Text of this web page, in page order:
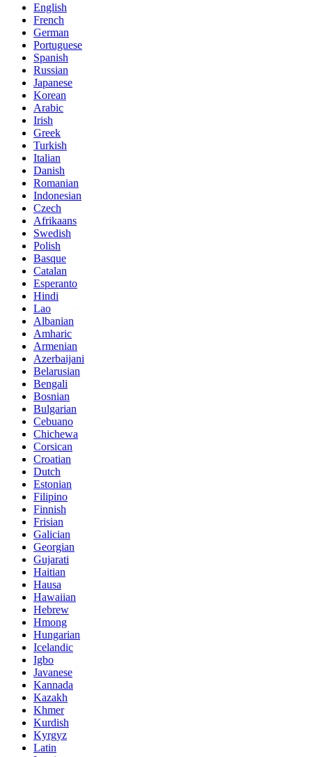
English
French
German
Portuguese
Spanish
Russian
Japanese
Korean
Arabic
Irish
Greek
Turkish
Italian
Danish
Romanian
Indonesian
Czech
Afrikaans
Swedish
Polish
Basque
Catalan
Esperanto
Hindi
Lao
Albanian
Amharic
Armenian
Azerbaijani
Belarusian
Bengali
Bosnian
Bulgarian
Cebuano
Chichewa
Corsican
Croatian
Dutch
Estonian
Filipino
Finnish
Frisian
Galician
Georgian
Gujarati
Haitian
Hausa
Hawaiian
Hebrew
Hmong
Hungarian
Icelandic
Igbo
Javanese
Kannada
Kazakh
Khmer
Kurdish
Kyrgyz
Latin